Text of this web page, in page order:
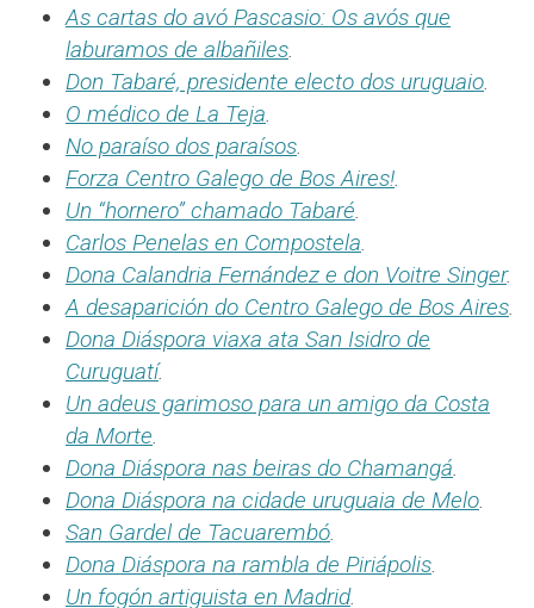
As cartas do avó Pascasio: Os avós que
laburamos de albañiles.
Don Tabaré, presidente electo dos uruguaio.
O médico de La Teja.
No paraíso dos paraísos.
Forza Centro Galego de Bos Aires!.
Un “hornero” chamado Tabaré.
Carlos Penelas en Compostela.
Dona Calandria Fernández e don Voitre Singer.
A desaparición do Centro Galego de Bos Aires.
Dona Diáspora viaxa ata San Isidro de
Curuguatí.
Un adeus garimoso para un amigo da Costa
da Morte.
Dona Diáspora nas beiras do Chamangá.
Dona Diáspora na cidade uruguaia de Melo.
San Gardel de Tacuarembó.
Dona Diáspora na rambla de Piriápolis.
Un fogón artiguista en Madrid.